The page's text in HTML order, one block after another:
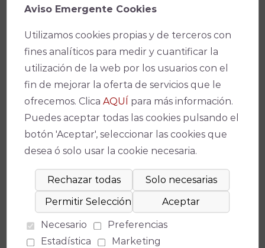
15/01/2022 -17:30
Por invitación
VER PROGRAMA
Facebook
X WhatsApp
Email
Copy
Link
Aviso Emergente Cookies
Utilizamos cookies propias y de terceros con
fines analíticos para medir y cuantificar la
utilización de la web por los usuarios con el
fin de mejorar la oferta de servicios que le
ofrecemos. ClicaAQUÍ
para más información.
Puedes aceptar todas las cookies pulsando el
botón 'Aceptar', seleccionar las cookies que
desea ó solo usar la cookie necesaria.
Necesario
Preferencias
Estadística
Marketing